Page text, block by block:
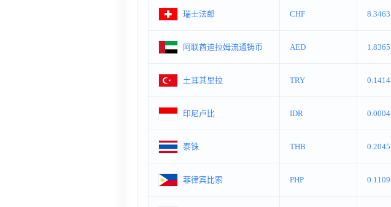
瑞士法郎 CHF 8.3463
阿联酋迪拉姆流通铸币 AED 1.8365
土耳其里拉 TRY 0.1414
印尼卢比 IDR 0.0004
泰铢 THB 0.2045
菲律宾比索 PHP 0.1109